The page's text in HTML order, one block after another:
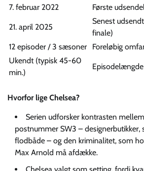
7. februar 2022 Første
21. april 2025
Senest
finale)
12 episoder / 3 sæsoner
Foreløbig
Ukendt (typisk 45-60
min.)
Episodelængde
Hvorfor lige Chelsea?
Serien udforsker kontrasten
postnummer SW3 – designerbutikker,
flodbåde – og den kriminalitet, som
Max Arnold må afdække.